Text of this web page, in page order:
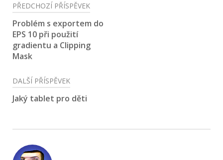
Navigace
pro
příspěvek
PŘEDCHOZÍ PŘÍSPĚVEK
Problém s exportem do
EPS 10 při použití
gradientu a Clipping
Mask
DALŠÍ PŘÍSPĚVEK
Jaký tablet pro děti